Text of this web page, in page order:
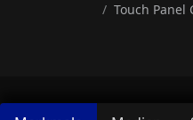
Touch Panel